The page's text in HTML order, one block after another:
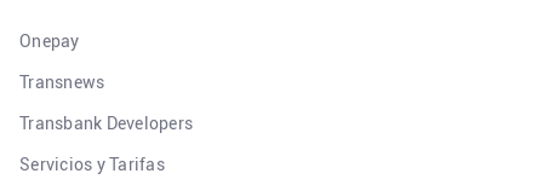
Onepay
Transnews
Transbank Developers
Servicios y Tarifas